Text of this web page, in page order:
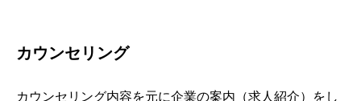
カウンセリング
カウンセリング内容を元に企業の案内（求人紹介）をし